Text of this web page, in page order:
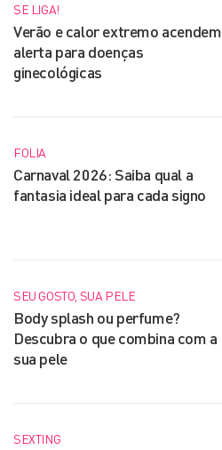
SE LIGA!
Verão e calor extremo acendem
alerta para doenças
ginecológicas
FOLIA
Carnaval 2026: Saiba qual a
fantasia ideal para cada signo
SEU GOSTO, SUA PELE
Body splash ou perfume?
Descubra o que combina com a
sua pele
SEXTING